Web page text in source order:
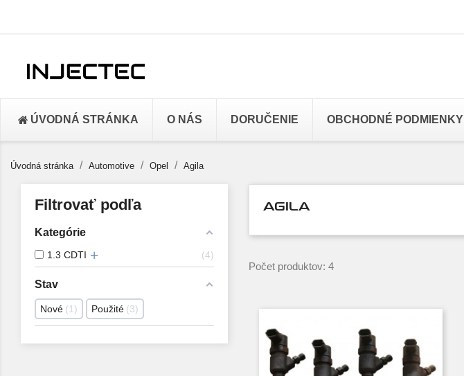
ÚVODNÁ STRÁNKA O NÁS DORUČENIE OBCHODNÉ PODMIENKY
Úvodná stránka Automotive Opel Agila
Filtrovať podľa
Kategórie
1.3 CDTI 4
Stav
Nové 1 Použité 3
AGILA
Počet produktov: 4